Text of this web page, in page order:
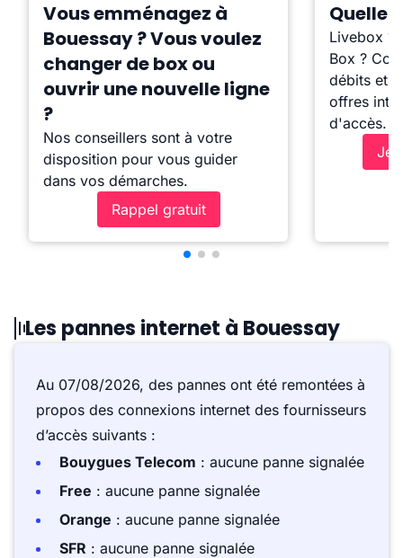
Vous emménagez à
Bouessay ? Vous voulez
changer de box ou
ouvrir une nouvelle ligne
?
Nos conseillers sont à votre
disposition pour vous guider
dans vos démarches.
Rappel gratuit
Quelle
Livebox ?
Box ?
débits et
offres
d'accès.
Je
Les pannes internet à Bouessay
Au 07/08/2026, des pannes ont été remontées à
propos des connexions internet des fournisseurs
d’accès suivants :
Bouygues Telecom : aucune panne signalée
Free : aucune panne signalée
Orange : aucune panne signalée
SFR : aucune panne signalée